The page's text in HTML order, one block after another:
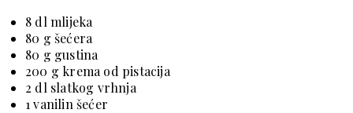
8 dl mlijeka
80 g šećera
80 g gustina
200 g krema od pistacija
2 dl slatkog vrhnja
1 vanilin šećer